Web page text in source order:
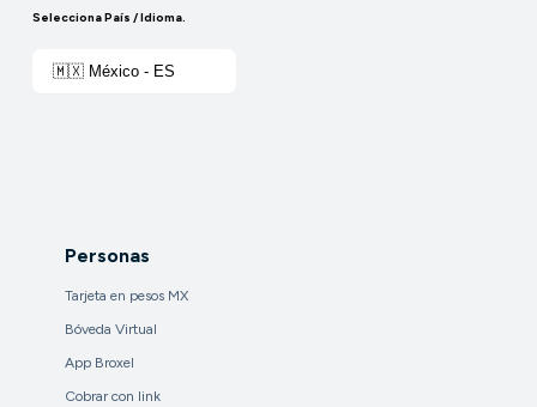
Selecciona País / Idioma.
🇲🇽 México - ES
Personas
Tarjeta en pesos MX
Bóveda Virtual
App Broxel
Cobrar con link